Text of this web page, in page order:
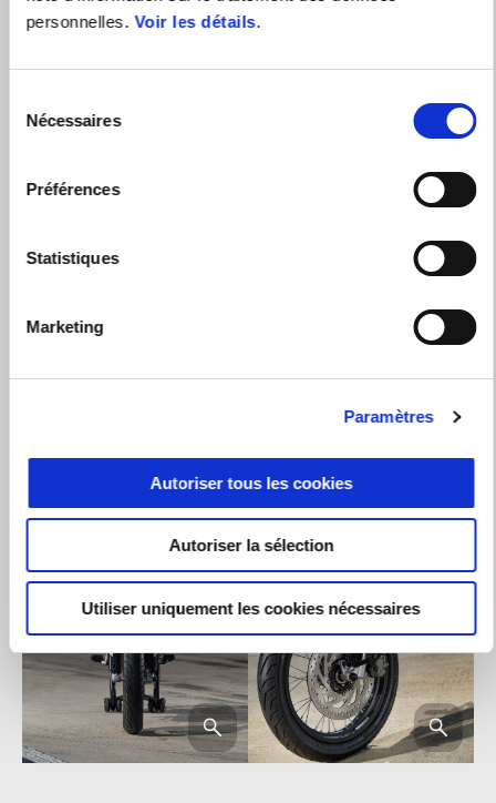
personnelles. Voir les détails.
Nécessaires
Préférences
Statistiques
Marketing
Paramètres
Autoriser tous les cookies
Autoriser la sélection
Utiliser uniquement les cookies nécessaires